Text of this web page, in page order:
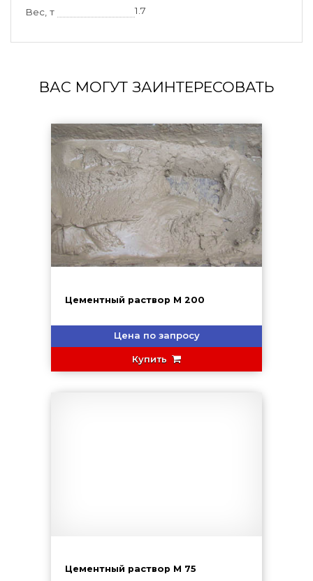
Вес, т
1.7
ВАС МОГУТ ЗАИНТЕРЕСОВАТЬ
Цементный раствор М 200
Цена по запросу
Купить
Цементный раствор М 75